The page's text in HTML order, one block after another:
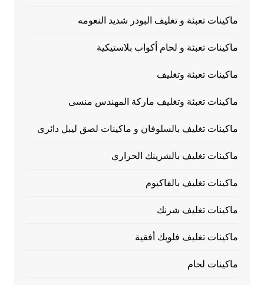
ماكينات تعبئة و تغليف البودر شديد النعومه
ماكينات تعبئة و لحام أكواب بلاستيكية
ماكينات تعبئة وتغليف
ماكينات تعبئة وتغليف ماركة المهندس منسى
ماكينات تغليف بالسلوفان و ماكينات لصق ليبل دائرى
ماكينات تغليف بالشرينك الحراري
ماكينات تغليف بالفاكيوم
ماكينات تغليف شرنك
ماكينات تغليف فلوبك أفقية
ماكينات لحام